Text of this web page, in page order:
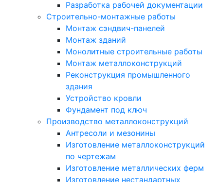
Разработка рабочей документации
Строительно-монтажные работы
Монтаж сэндвич-панелей
Монтаж зданий
Монолитные строительные работы
Монтаж металлоконструкций
Реконструкция промышленного
здания
Устройство кровли
Фундамент под ключ
Производство металлоконструкций
Антресоли и мезонины
Изготовление металлоконструкций
по чертежам
Изготовление металлических ферм
Изготовление нестандартных